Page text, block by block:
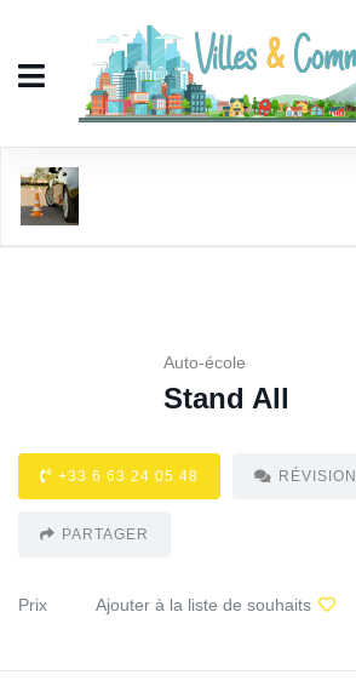
Auto-école
Stand All
+33 6 63 24 05 48 RÉVISION
PARTAGER
Prix Ajouter à la liste de souhaits